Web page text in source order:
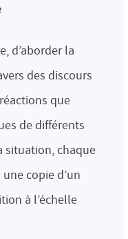
d’aborder la
des discours
que
de différents
situation, chaque
copie d’un
à l’échelle